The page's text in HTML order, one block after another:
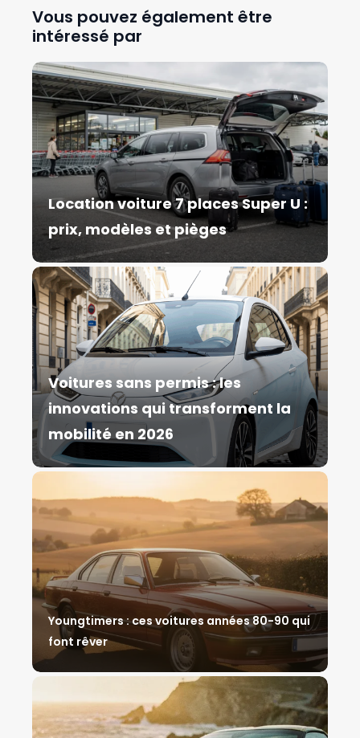
Vous pouvez également être
intéressé par
Location voiture 7 places Super U :
prix, modèles et pièges
Youngtimers : ces voitures années 80-90 qui
font rêver
Voitures sans permis : les
innovations qui transforment la
mobilité en 2026